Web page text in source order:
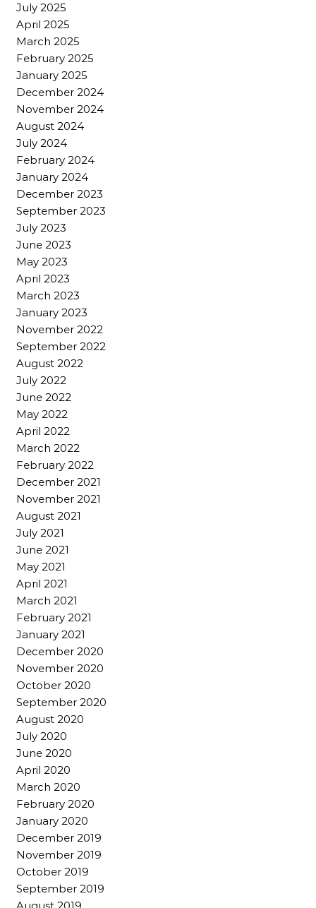
July 2025
April 2025
March 2025
February 2025
January 2025
December 2024
November 2024
August 2024
July 2024
February 2024
January 2024
December 2023
September 2023
July 2023
June 2023
May 2023
April 2023
March 2023
January 2023
November 2022
September 2022
August 2022
July 2022
June 2022
May 2022
April 2022
March 2022
February 2022
December 2021
November 2021
August 2021
July 2021
June 2021
May 2021
April 2021
March 2021
February 2021
January 2021
December 2020
November 2020
October 2020
September 2020
August 2020
July 2020
June 2020
April 2020
March 2020
February 2020
January 2020
December 2019
November 2019
October 2019
September 2019